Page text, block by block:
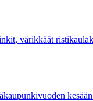
värikkäät